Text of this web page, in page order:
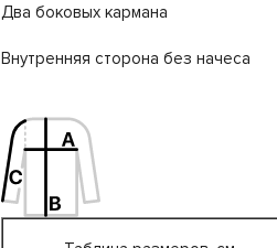
Два боковых кармана
Внутренняя сторона без начеса